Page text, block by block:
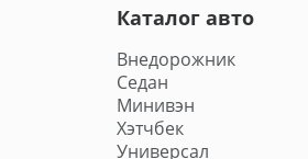
Каталог авто
Внедорожник
Седан
Минивэн
Хэтчбек
Универсал